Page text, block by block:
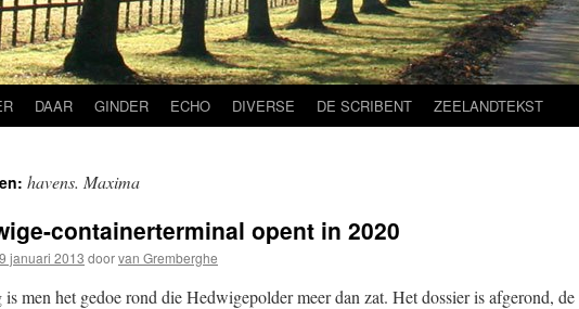
DAAR GINDER ECHO DIVERSE DE SCRIBENT ZEELANDTEKST
havens. Maxima
containerterminal opent in 2020
januari 2013 doorvan Gremberghe
men het gedoe rond die Hedwigepolder meer dan zat. Het dossier is afgerond, de